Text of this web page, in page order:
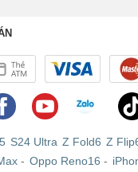
S24 Ultra Z Fold6 Z
- Oppo Reno16 -